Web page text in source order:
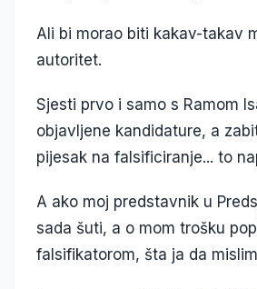
Ali bi morao biti kakav-takav
autoritet.
Sjesti prvo i samo s Ramom
objavljene kandidature, a
pijesak na falsificiranje... to
A ako moj predstavnik u
sada šuti, a o mom trošku
falsifikatorom, šta ja da